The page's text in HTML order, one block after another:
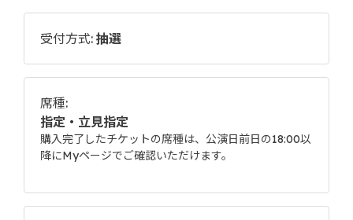
受付方式: 抽選
席種:
指定・立見指定
購入完了したチケットの席種は、公演日前日の18:00以
降にMyページでご確認いただけます。